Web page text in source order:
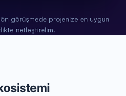
ön görüşmede projenize en uygun
netleştirelim.